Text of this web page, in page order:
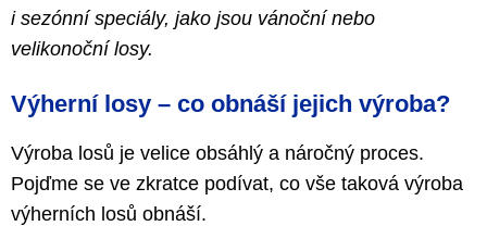
i sezónní speciály, jako jsou vánoční nebo
velikonoční losy.
Výherní losy – co obnáší jejich výroba?
Výroba losů je velice obsáhlý a náročný proces.
Pojďme se ve zkratce podívat, co vše taková výroba
výherních losů obnáší.